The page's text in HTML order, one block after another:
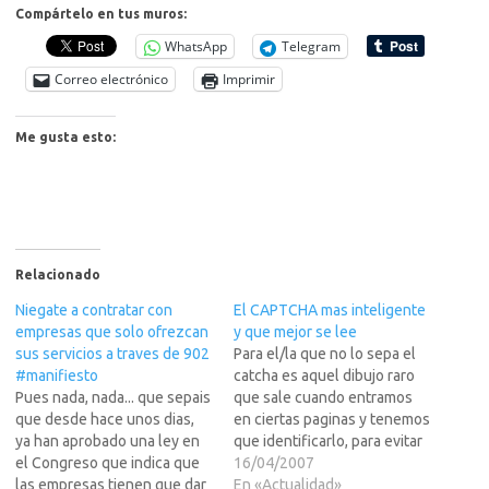
Compártelo en tus muros:
WhatsApp
Telegram
Correo electrónico
Imprimir
Me gusta esto:
Relacionado
Niegate a contratar con
empresas que solo ofrezcan
sus servicios a traves de 902
#manifiesto
Pues nada, nada... que sepais
que desde hace unos dias,
ya han aprobado una ley en
el Congreso que indica que
las empresas tienen que dar
El CAPTCHA mas inteligente
y que mejor se lee
Para el/la que no lo sepa el
catcha es aquel dibujo raro
que sale cuando entramos
en ciertas paginas y tenemos
que identificarlo, para evitar
que los putos spammers
puedan teclearlo de manera
16/04/2007
En «Actualidad»